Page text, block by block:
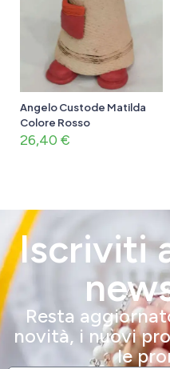
Angelo Custode Matilda
Colore Rosso
26,40 €
Iscriviti
Resta
novità, i nuovi
le